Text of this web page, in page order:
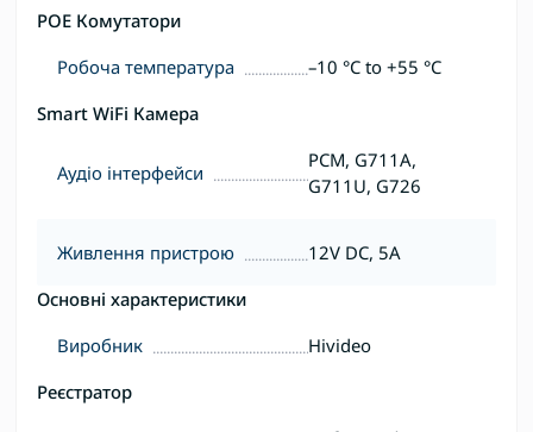
POE Комутатори
Робоча температура
–10 °C to +55 °C
Smart WiFi Камера
Аудіо інтерфейси
PCM, G711A,
G711U, G726
Живлення пристрою
12V DC, 5A
Основні характеристики
Виробник
Hivideo
Реєстратор